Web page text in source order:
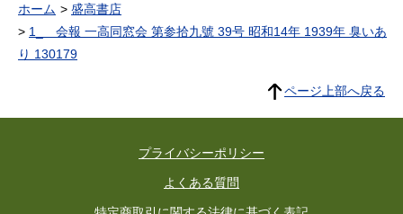
ホーム
盛高書店
1_ 会報 一高同窓会 第参拾九號 39号 昭和14年 1939年 臭いあ
り 130179
ページ上部へ戻る
プライバシーポリシー
よくある質問